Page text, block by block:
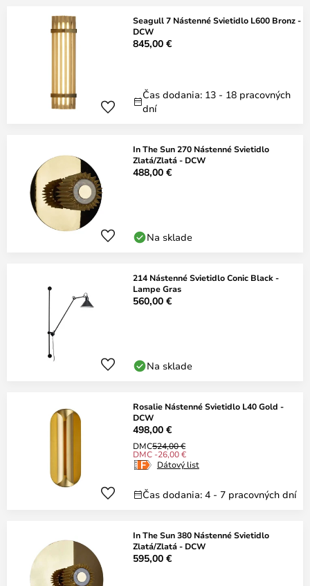
Seagull 7 Nástenné Svietidlo L600 Bronz -
DCW
845,00 €
Čas dodania: 13 - 18 pracovných
dní
In The Sun 270 Nástenné Svietidlo
Zlatá/Zlatá - DCW
488,00 €
Na sklade
214 Nástenné Svietidlo Conic Black -
Lampe Gras
560,00 €
Na sklade
Rosalie Nástenné Svietidlo L40 Gold -
DCW
498,00 €
DMC524,00 €
DMC -26,00 €
Dátový list
Čas dodania: 4 - 7 pracovných dní
In The Sun 380 Nástenné Svietidlo
Zlatá/Zlatá - DCW
595,00 €